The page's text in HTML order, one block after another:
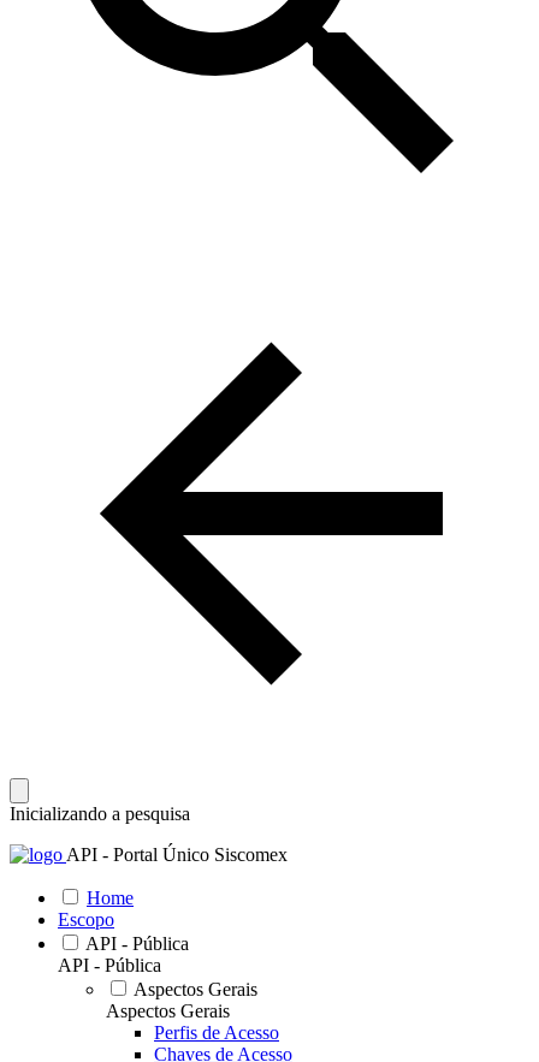
Inicializando a pesquisa
API - Portal Único Siscomex
Home
Escopo
API - Pública
API - Pública
Aspectos Gerais
Aspectos Gerais
Perfis de Acesso
Chaves de Acesso